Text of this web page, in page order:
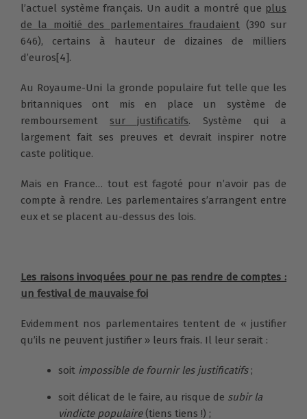
l’actuel système français. Un audit a montré que plus
de la moitié des parlementaires fraudaient (390 sur
646), certains à hauteur de dizaines de milliers
d’euros [4] .
Au Royaume-Uni la gronde populaire fut telle que les
britanniques ont mis en place un système de
remboursement sur justificatifs. Système qui a
largement fait ses preuves et devrait inspirer notre
caste politique.
Mais en France… tout est fagoté pour n’avoir pas de
compte à rendre. Les parlementaires s’arrangent entre
eux et se placent au-dessus des lois.
Les raisons invoquées pour ne pas rendre de comptes :
un festival de mauvaise foi
Evidemment nos parlementaires tentent de « justifier
qu’ils ne peuvent justifier » leurs frais. Il leur serait :
soit impossible de fournir les justificatifs ;
soit délicat de le faire, au risque de subir la
vindicte populaire(tiens tiens !) ;